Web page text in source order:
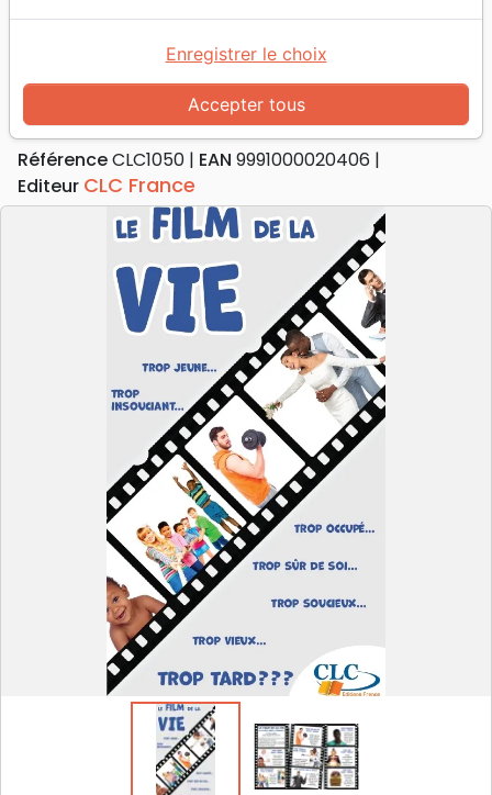
Accueil Divers
Traités, Brochures (<16 p.)
Film de la vie (Le) - [traité]
Le Film de la vie
[traité]
RéférenceCLC1050 EAN 9991000020406
Editeur CLC France
Accepter tous
Enregistrer le choix